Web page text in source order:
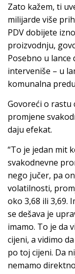
Zato kažem, ti
milijarde više
PDV dobijete
proizvodnju,
Posebno u lance
interveniše – u
komunalna
Govoreći o rastu
promjene
daju efekat.
“To je jedan mit
svakodnevne
nego jučer, pa
volatilnosti,
oko 3,68 ili 3,69.
se dešava je
imamo. To je da
cijeni, a vidimo
po toj cijeni. Da
nemamo